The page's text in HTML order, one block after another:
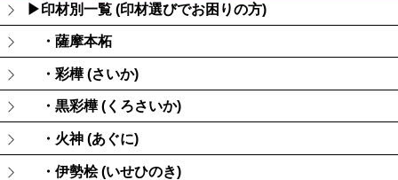
▶印材別一覧 (印材選びでお困りの方)
・薩摩本柘
・彩樺 (さいか)
・黒彩樺 (くろさいか)
・火神 (あぐに)
・伊勢桧 (いせひのき)